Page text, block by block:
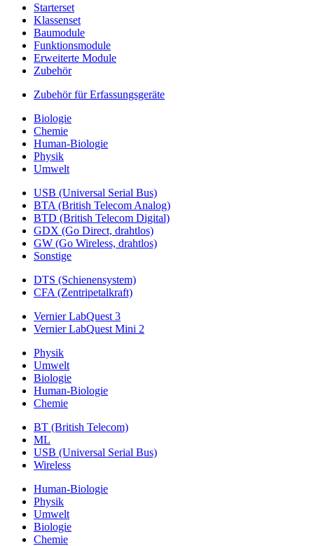
Starterset
Klassenset
Baumodule
Funktionsmodule
Erweiterte Module
Zubehör
Zubehör für Erfassungsgeräte
Biologie
Chemie
Human-Biologie
Physik
Umwelt
USB (Universal Serial Bus)
BTA (British Telecom Analog)
BTD (British Telecom Digital)
GDX (Go Direct, drahtlos)
GW (Go Wireless, drahtlos)
Sonstige
DTS (Schienensystem)
CFA (Zentripetalkraft)
Vernier LabQuest 3
Vernier LabQuest Mini 2
Physik
Umwelt
Biologie
Human-Biologie
Chemie
BT (British Telecom)
ML
USB (Universal Serial Bus)
Wireless
Human-Biologie
Physik
Umwelt
Biologie
Chemie